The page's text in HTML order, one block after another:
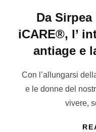
Da
iCARE®, l’
antiage e
Con l’allungarsi
e le donne del
vivere,